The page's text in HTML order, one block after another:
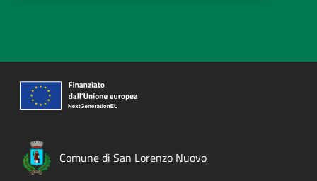
Comune di San Lorenzo Nuovo